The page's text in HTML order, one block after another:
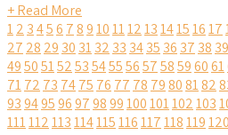
+ Read More
12 3456 7891011121314151617
27 28 29 30 3132 33 3435 36 37 38 39
49505152535455565758596061
7172 73 7475 76 77 78 79808182
93949596979899100101102103
111112113114115116117118119120